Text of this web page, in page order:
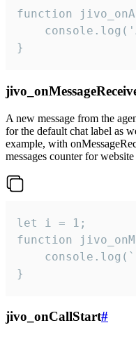
function
}
A new message from the
for the default chat label as
example, with
messages counter for
let i = 1;
function
}
jivo_onCallStart#